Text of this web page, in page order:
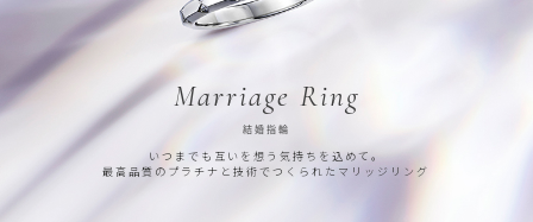
Marriage Ring
結婚指輪
いつまでも互いを想う気持ちを込めて。
最高品質のプラチナと技術でつくられたマリッジリング